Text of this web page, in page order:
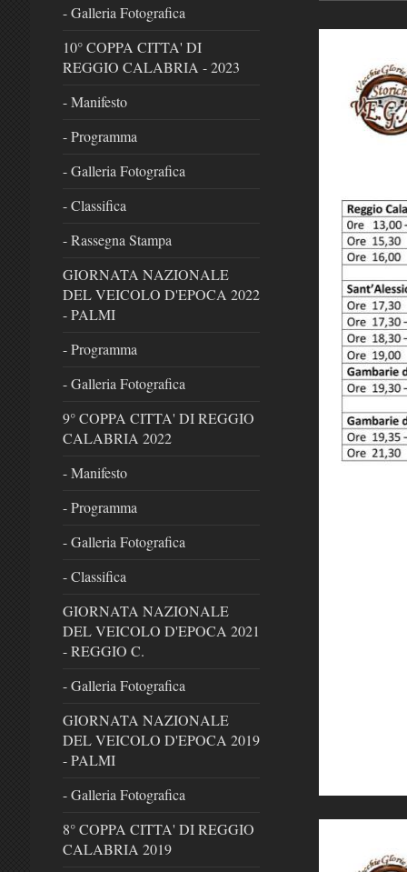
- Galleria Fotografica
10° COPPA CITTA' DI
REGGIO CALABRIA - 2023
- Manifesto
- Programma
- Galleria Fotografica
- Classifica
- Rassegna Stampa
GIORNATA NAZIONALE
DEL VEICOLO D'EPOCA 2022
- PALMI
- Programma
- Galleria Fotografica
9° COPPA CITTA' DI REGGIO
CALABRIA 2022
- Manifesto
- Programma
- Galleria Fotografica
- Classifica
GIORNATA NAZIONALE
DEL VEICOLO D'EPOCA 2021
- REGGIO C.
- Galleria Fotografica
GIORNATA NAZIONALE
DEL VEICOLO D'EPOCA 2019
- PALMI
- Galleria Fotografica
8° COPPA CITTA' DI REGGIO
CALABRIA 2019